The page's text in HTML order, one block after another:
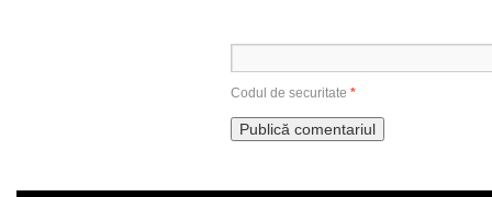
Codul de securitate *